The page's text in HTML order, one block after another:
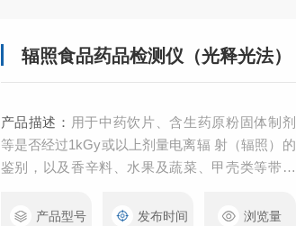
辐照食品药品检测仪（光释光法）
产品描述： 用于中药饮片、含生药原粉固体制剂
等是否经过1kGy或以上剂量电离辐 射（辐照）的
鉴别，以及香辛料、水果及蔬菜、甲壳类等带有
鉴别法（光刺激发光法） 符合标准：2025年版药
产品型号
发布时间
浏览量